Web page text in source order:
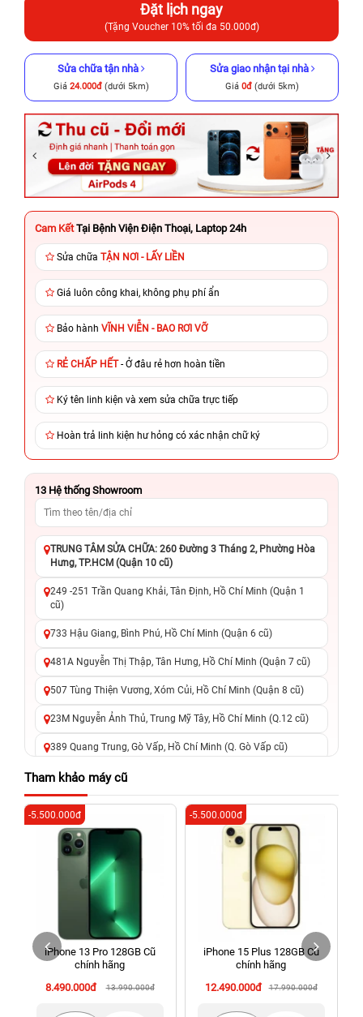
Đặt lịch ngay
(Tặng Voucher 10% tối đa 50.000đ)
Sửa chữa tận nhà
Giá 24.000đ(dưới 5km)
Sửa giao nhận tại nhà
Giá 0đ (dưới 5km)
Cam Kết Tại Bệnh Viện Điện Thoại, Laptop 24h
Sửa chữa TẬN NƠI - LẤY LIỀN
Giá luôn công khai, không phụ phí ẩn
Bảo hành VĨNH VIỄN - BAO RƠI VỠ
RẺ CHẤP HẾT- Ở đâu rẻ hơn hoàn tiền
Ký tên linh kiện và xem sửa chữa trực tiếp
Hoàn trả linh kiện hư hỏng có xác nhận chữ ký
13 Hệ thống Showroom
TRUNG TÂM SỬA CHỮA: 260 Đường 3 Tháng 2, Phường Hòa
Hưng, TP.HCM (Quận 10 cũ)
249 -251 Trần Quang Khải, Tân Định, Hồ Chí Minh (Quận 1
cũ)
733 Hậu Giang, Bình Phú, Hồ Chí Minh (Quận 6 cũ)
481A Nguyễn Thị Thập, Tân Hưng, Hồ Chí Minh (Quận 7 cũ)
507 Tùng Thiện Vương, Xóm Củi, Hồ Chí Minh (Quận 8 cũ)
23M Nguyễn Ảnh Thủ, Trung Mỹ Tây, Hồ Chí Minh (Q.12 cũ)
389 Quang Trung, Gò Vấp, Hồ Chí Minh (Q. Gò Vấp cũ)
625 - 625A Âu Cơ, Tân Phú, Hồ Chí Minh (Quận Tân Phú cũ)
326 Lê Văn Việt, Tăng Nhơn Phú, Hồ Chí Minh (Q.9 TP. Thủ
Đức cũ)
256 Võ Văn Ngân, Thủ Đức, Hồ Chí Minh (Bình Thọ, TP. Thủ
Đức Cũ)
70 Nguyễn An Ninh, Dĩ An, Hồ Chí Minh (Bình Dương Cũ)
24h Vũng Tàu: 162A Ba Cu, Vũng Tàu, Hồ Chí Minh (TP. Vũng
Tàu cũ)
198 Hoàng Văn Thụ, Tân Sơn Nhất, Hồ Chí Minh (Tân Bình
Tham khảo máy cũ
iPhone 13 Pro 128GB Cũ
chính hãng
8.490.000đ
13.990.000đ
-5.500.000đ
iPhone 15 Plus 128GB Cũ
chính hãng
12.490.000đ
17.990.000đ
-5.500.000đ